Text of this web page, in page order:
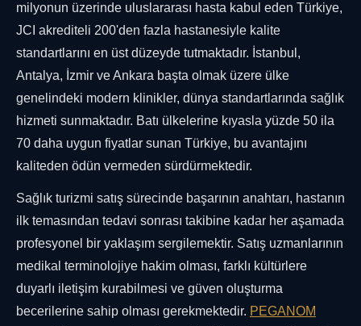
milyonun üzerinde uluslararası hasta kabul eden Türkiye,
JCI akrediteli 200'den fazla hastanesiyle kalite
standartlarını en üst düzeyde tutmaktadır. İstanbul,
Antalya, İzmir ve Ankara başta olmak üzere ülke
genelindeki modern klinikler, dünya standartlarında sağlık
hizmeti sunmaktadır. Batı ülkelerine kıyasla yüzde 50 ila
70 daha uygun fiyatlar sunan Türkiye, bu avantajını
kaliteden ödün vermeden sürdürmektedir.
Sağlık turizmi satış sürecinde başarının anahtarı, hastanın
ilk temasından tedavi sonrası takibine kadar her aşamada
profesyonel bir yaklaşım sergilemektir. Satış uzmanlarının
medikal terminolojiye hakim olması, farklı kültürlere
duyarlı iletişim kurabilmesi ve güven oluşturma
becerilerine sahip olması gerekmektedir. PEGANOM